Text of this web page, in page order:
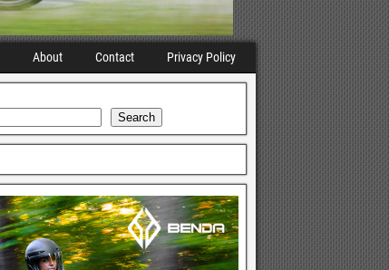
About Contact Privacy Policy
Search